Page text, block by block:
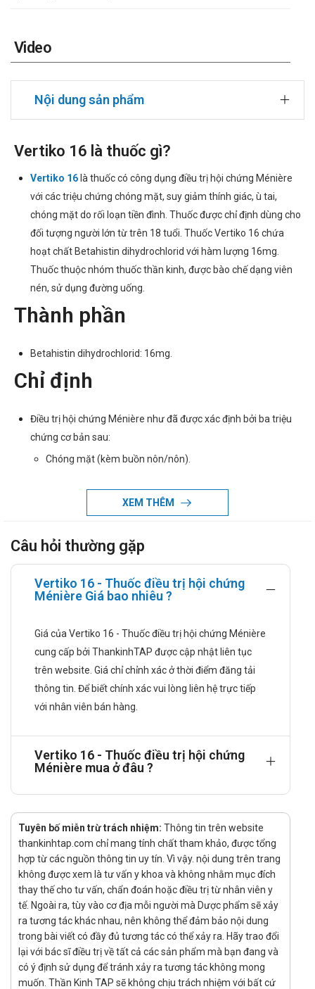
Video
Nội dung sản phẩm
Vertiko 16 là thuốc gì?
Vertiko 16là thuốc có công dụng điều trị hội chứng Ménière
với các triệu chứng chóng mặt, suy giảm thính giác, ù tai,
chóng mặt do rối loạn tiền đình. Thuốc được chỉ định dùng cho
đối tượng người lớn từ trên 18 tuổi. Thuốc Vertiko 16 chứa
hoạt chất Betahistin dihydrochlorid với hàm lượng 16mg.
Thuốc thuộc nhóm thuốc thần kinh, được bào chế dạng viên
nén, sử dụng đường uống.
Thành phần
Betahistin dihydrochlorid: 16mg.
Chỉ định
Điều trị hội chứng Ménière như đã được xác định bởi ba triệu
chứng cơ bản sau:
Chóng mặt (kèm buồn nôn/nôn).
Ù tai (cảm nhận âm thanh bên trong tai không đủ tương
Điều trị triệu chứng chóng mặt do rối loạn tiền đình.
Hướng dẫn sử dụng
Người lớn (bao gồm cả người cao tuổi): 24 - 48 mg chia
làm nhiều lần trong ngày (1 - 2 viên x 3 lần/ngày).
Bác sĩ sẽ điều chỉnh liều dựa trên đáp ứng của bệnh nhân.
Triệu chứng sẽ được cải thiện sau 2 tuần dùng thuốc, kết
quả tốt nhất có khi chỉ đạt được sau vài tháng. Có những
mất thính giác trong các pha tới muộn của bệnh.
Cách dùng: Thuốc dùng đường uống.
Chống chỉ định
Không dùng thuốc nếu bị dị ứng (quá mẫn cảm) với betahistin
hoặc bất kỳ thành phần nào của thuốc hoặc nếu bị u tuyến
thượng thận.
Tác dụng phụ
XEM THÊM
Câu hỏi thường gặp
Vertiko 16 - Thuốc điều trị hội chứng
Ménière Giá bao nhiêu ?
Giá của Vertiko 16 - Thuốc điều trị hội chứng Ménière
cung cấp bởi ThankinhTAP được cập nhật liên tục
trên website. Giá chỉ chỉnh xác ở thời điểm đăng tải
thông tin. Để biết chính xác vui lòng liên hệ trực tiếp
với nhân viên bán hàng.
Vertiko 16 - Thuốc điều trị hội chứng
Ménière mua ở đâu ?
Tuyên bố miễn trừ trách nhiệm: Thông tin trên website
thankinhtap.com chỉ mang tính chất tham khảo, được tổng
hợp từ các nguồn thông tin uy tín. Vì vậy. nội dung trên trang
không được xem là tư vấn y khoa và không nhằm mục đích
thay thế cho tư vấn, chẩn đoán hoặc điều trị từ nhân viên y
tế. Ngoài ra, tùy vào cơ địa mỗi người mà Dược phẩm sẽ xảy
ra tương tác khác nhau, nên không thể đảm bảo nội dung
trong bài viết có đầy đủ tương tác có thể xảy ra. Hãy trao đổi
lại với bác sĩ điều trị về tất cả các sản phẩm mà bạn đang và
có ý định sử dụng để tránh xảy ra tương tác không mong
muốn. Thần Kinh TAP sẽ không chịu trách nhiệm với bất cứ